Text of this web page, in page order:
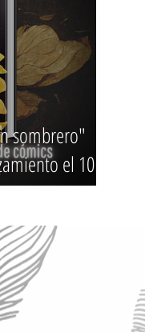
sombrero"
el 10 de